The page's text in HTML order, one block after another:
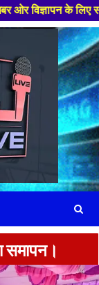
के लिए संपर्क करे
समापन।